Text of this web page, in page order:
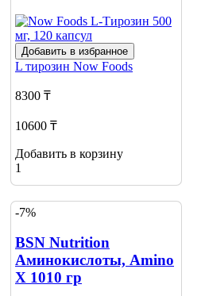
Добавить в избранное
L тирозин Now Foods
8300 ₸
10600 ₸
Добавить в корзину
1
-7%
BSN Nutrition
Аминокислоты, Amino
X 1010 гр